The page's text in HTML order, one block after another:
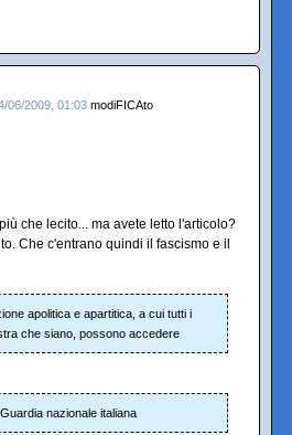
06/2009, 01:03 modiFICAto
che lecito... ma avete letto l'articolo?
Che c'entrano quindi il fascismo e il
apolitica e apartitica, a cui tutti i
che siano, possono accedere
nazionale italiana